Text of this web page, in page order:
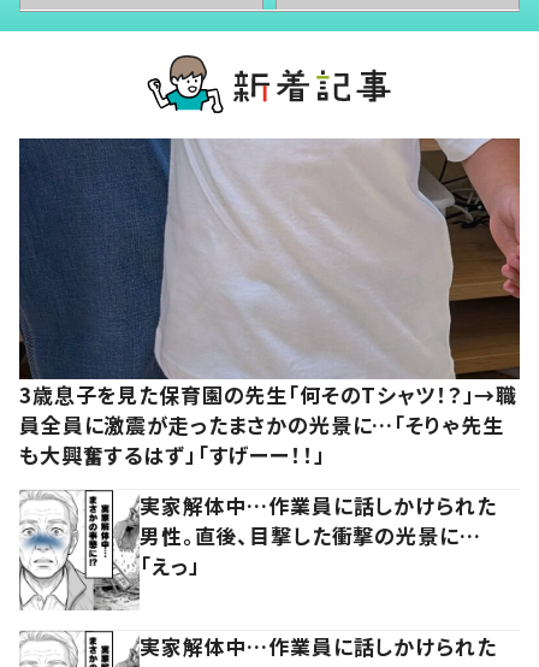
3歳息子を見た保育園の先生「何そのTシャツ！？」→職
員全員に激震が走ったまさかの光景に…「そりゃ先生
も大興奮するはず」「すげーー！！」
実家解体中…作業員に話しかけられた
男性。直後、目撃した衝撃の光景に…
「えっ」
実家解体中…作業員に話しかけられた